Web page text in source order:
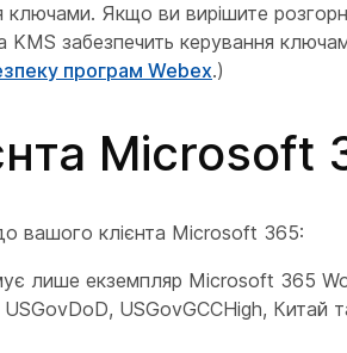
Якщо ви вирішите
забезпечить керування
програм Webex.)
Microsoft
вашого клієнта Microsoft 365:
лише екземпляр Microsoft 365
USGovGCCHigh, Китай